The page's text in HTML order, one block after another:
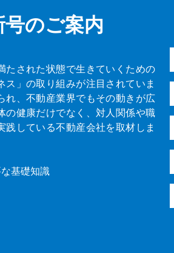
号のご案内
たされた状態で生きていくための
」の取り組みが注目されていま
、不動産業界でもその動きが広
の健康だけでなく、対人関係や職
している不動産会社を取材しま
基礎知識